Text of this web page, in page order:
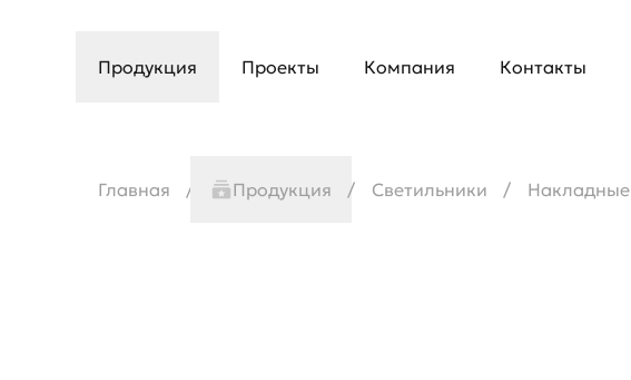
Продукция Проекты Компания Контакты
Главная Продукция Светильники Накладные